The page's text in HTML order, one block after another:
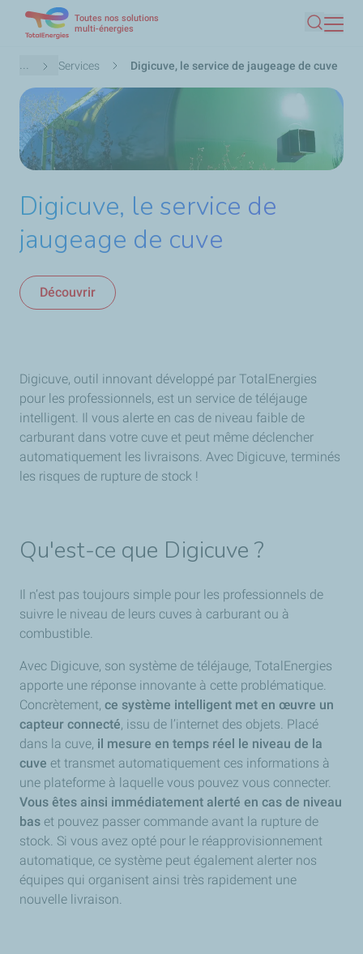
contenu
Toutes nos solutions
multi-énergies
Fil
d'Ariane
... Services Digicuve, le service de jaugeage de cuve
Digicuve, le service de
jaugeage de cuve
Découvrir
Digicuve, outil innovant développé par TotalEnergies
pour les professionnels, est un service de téléjauge
intelligent. Il vous alerte en cas de niveau faible de
carburant dans votre cuve et peut même déclencher
automatiquement les livraisons. Avec Digicuve, terminés
les risques de rupture de stock !
Qu'est-ce que Digicuve ?
Il n’est pas toujours simple pour les professionnels de
suivre le niveau de leurs cuves à carburant ou à
combustible.
Avec Digicuve, son système de téléjauge, TotalEnergies
apporte une réponse innovante à cette problématique.
Concrètement, ce système intelligent met en œuvre un
capteur connecté, issu de l’internet des objets. Placé
dans la cuve, il mesure en temps réel le niveau de la
cuve et transmet automatiquement ces informations à
une plateforme à laquelle vous pouvez vous connecter.
Vous êtes ainsi immédiatement alerté en cas de niveau
bas et pouvez passer commande avant la rupture de
stock. Si vous avez opté pour le réapprovisionnement
automatique, ce système peut également alerter nos
équipes qui organisent ainsi très rapidement une
nouvelle livraison.